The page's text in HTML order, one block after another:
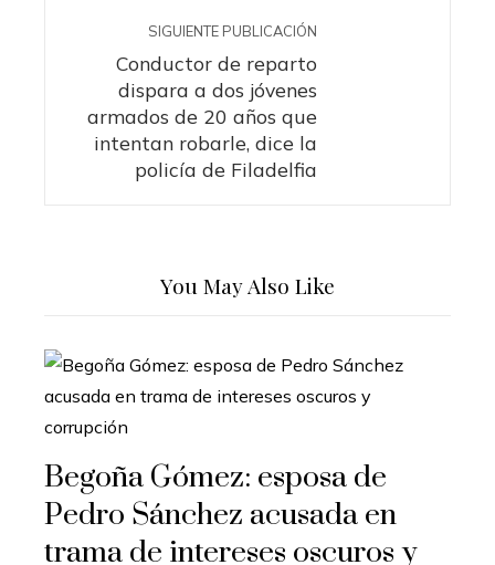
SIGUIENTE PUBLICACIÓN
Conductor de reparto
dispara a dos jóvenes
armados de 20 años que
intentan robarle, dice la
policía de Filadelfia
You May Also Like
Begoña Gómez: esposa de
Pedro Sánchez acusada en
trama de intereses oscuros y